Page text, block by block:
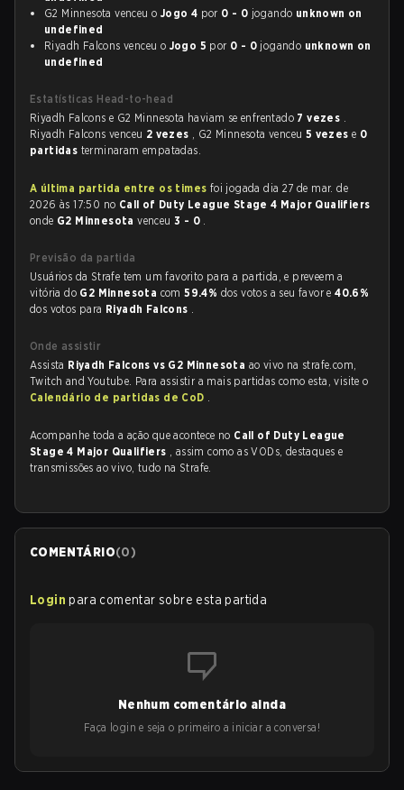
G2 Minnesota venceu o Jogo 4 por 0 - 0 jogando unknown on
undefined
Riyadh Falcons venceu o Jogo 5 por 0 - 0 jogando unknown on
undefined
Estatísticas Head-to-head
Riyadh Falcons e G2 Minnesota haviam se enfrentado 7 vezes .
Riyadh Falcons venceu 2 vezes , G2 Minnesota venceu 5 vezese 0
partidas terminaram empatadas.
A última partida entre os times foi jogada dia 27 de mar. de
2026 às 17:50 no Call of Duty League Stage 4 Major Qualifiers
onde G2 Minnesotavenceu3 - 0 .
Previsão da partida
Usuários da Strafe tem um favorito para a partida, e preveem a
vitória do G2 Minnesota com59.4% dos votos a seu favor e40.6%
dos votos para Riyadh Falcons .
Onde assistir
Assista Riyadh Falcons vs G2 Minnesota ao vivo na strafe.com,
Twitch and Youtube. Para assistir a mais partidas como esta, visite o
Calendário de partidas de CoD .
Acompanhe toda a ação que acontece no Call of Duty League
Stage 4 Major Qualifiers , assim como as VODs, destaques e
transmissões ao vivo, tudo na Strafe.
COMENTÁRIO(0)
Login para comentar sobre esta partida
Nenhum comentário ainda
Faça login e seja o primeiro a iniciar a conversa!